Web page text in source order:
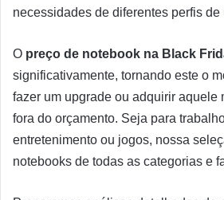
necessidades de diferentes perfis de
O preço de notebook na Black
significativamente, tornando este o
fazer um upgrade ou adquirir aquele
fora do orçamento. Seja para
entretenimento ou jogos, nossa
notebooks de todas as categorias e